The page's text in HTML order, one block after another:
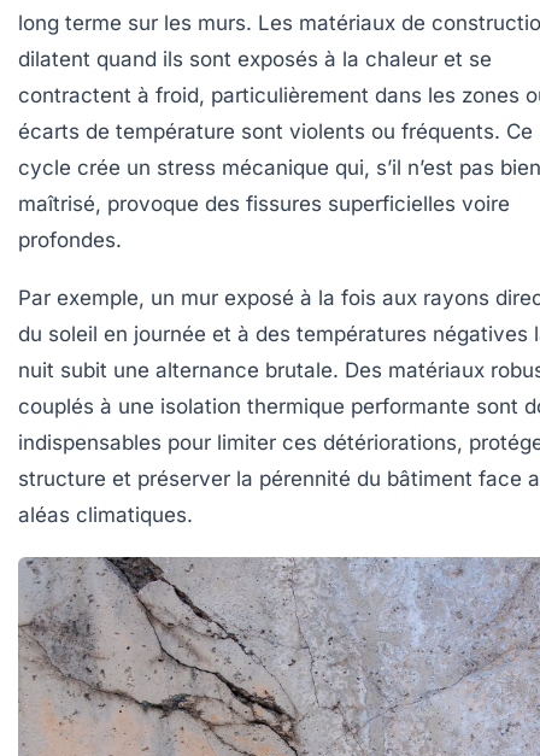
long terme sur les murs. Les matériaux de
dilatent quand ils sont exposés à la chaleur et se
contractent à froid, particulièrement dans les zones
écarts de température sont violents ou fréquents. Ce
cycle crée un stress mécanique qui, s’il n’est pas bien
maîtrisé, provoque des fissures superficielles voire
profondes.
Par exemple, un mur exposé à la fois aux rayons
du soleil en journée et à des températures négatives
nuit subit une alternance brutale. Des matériaux
couplés à une isolation thermique performante sont
indispensables pour limiter ces détériorations,
structure et préserver la pérennité du bâtiment face
aléas climatiques.